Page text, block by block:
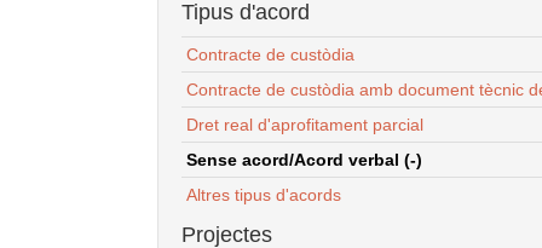
Tipus d'acord
Contracte de custòdia
Contracte de custòdia amb document tècnic
Dret real d'aprofitament parcial
Sense acord/Acord verbal (-)
Altres tipus d'acords
Projectes